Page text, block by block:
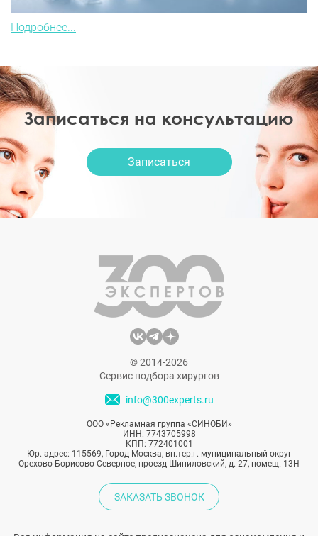
Подробнее...
Записаться на консультацию
Записаться
© 2014-2026
Сервис подбора хирургов
info@300experts.ru
ООО «Рекламная группа «СИНОБИ»
ИНН: 7743705998
КПП: 772401001
Юр. адрес: 115569, Город Москва, вн.тер.г. муниципальный округ
Орехово-Борисово Северное, проезд Шипиловский, д. 27, помещ. 13Н
ЗАКАЗАТЬ ЗВОНОК